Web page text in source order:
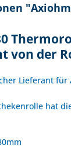
"Axiohm
von der
Lieferant
hat